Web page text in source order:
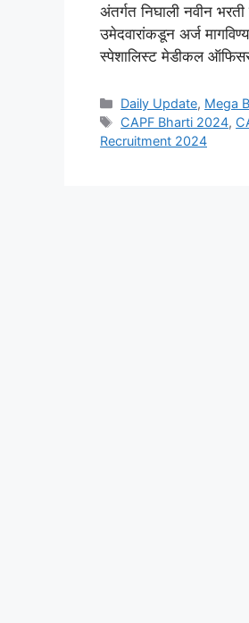
अंतर्गत निघाली नवीन
उमेदवारांकडून अर्ज
स्पेशालिस्ट मेडीकल
Categories
Daily Update, Mega
Tags
CAPF Bharti 2024,
Recruitment 2024